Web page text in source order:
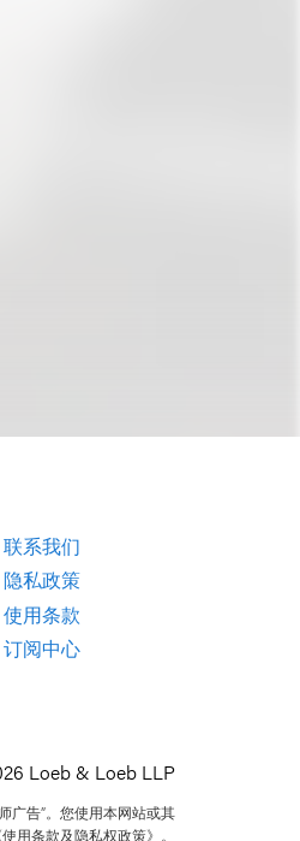
联系我们
隐私政策
使用条款
订阅中心
Loeb & Loeb LLP
广告”。您使用本网站或其
用条款及隐私权政策》。